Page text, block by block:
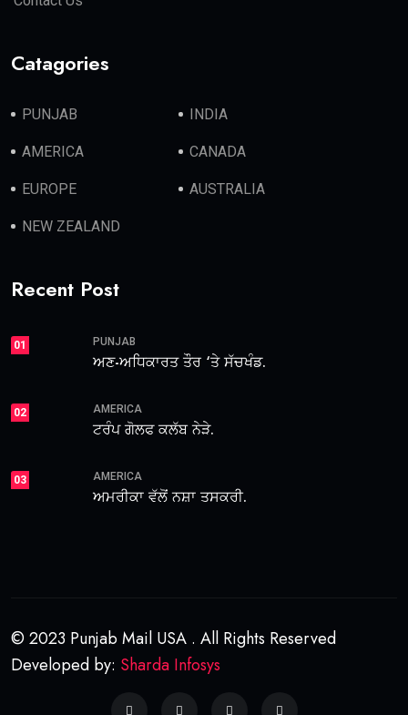
Catagories
PUNJAB INDIA
AMERICA CANADA
EUROPE AUSTRALIA
NEW ZEALAND
Recent Post
01 PUNJAB
ਅਣ-ਅਧਿਕਾਰਤ ਤੌਰ ‘ਤੇ ਸੱਚਖੰਡ.
02 AMERICA
ਟਰੰਪ ਗੋਲਫ ਕਲੱਬ ਨੇੜੇ.
03 AMERICA
ਅਮਰੀਕਾ ਵੱਲੋਂ ਨਸ਼ਾ ਤਸਕਰੀ.
© 2023 Punjab Mail USA . All Rights Reserved
Developed by: Sharda Infosys